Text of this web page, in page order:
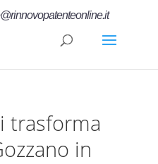
trasforma
in